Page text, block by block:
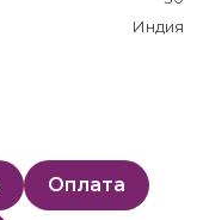
Индия
Оплата